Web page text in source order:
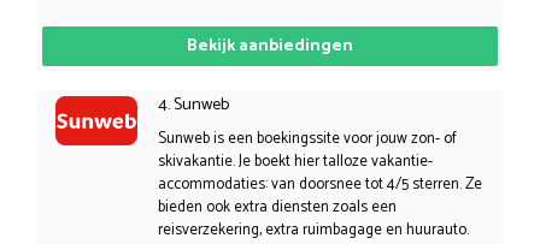
Bekijk aanbiedingen
4. Sunweb
Sunweb is een boekingssite voor jouw zon- of
skivakantie. Je boekt hier talloze vakantie-
accommodaties: van doorsnee tot 4/5 sterren. Ze
bieden ook extra diensten zoals een
reisverzekering, extra ruimbagage en huurauto.